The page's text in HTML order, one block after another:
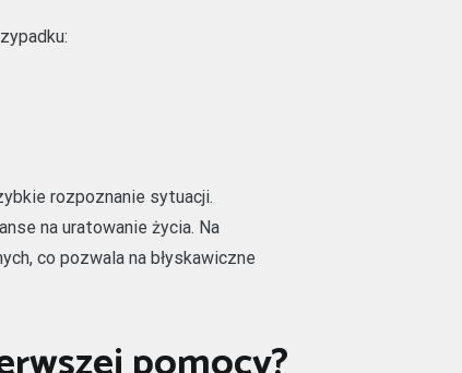
rozpoznanie sytuacji.
na uratowanie życia. Na
co pozwala na błyskawiczne